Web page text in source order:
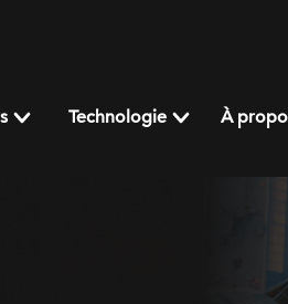
Technologie À